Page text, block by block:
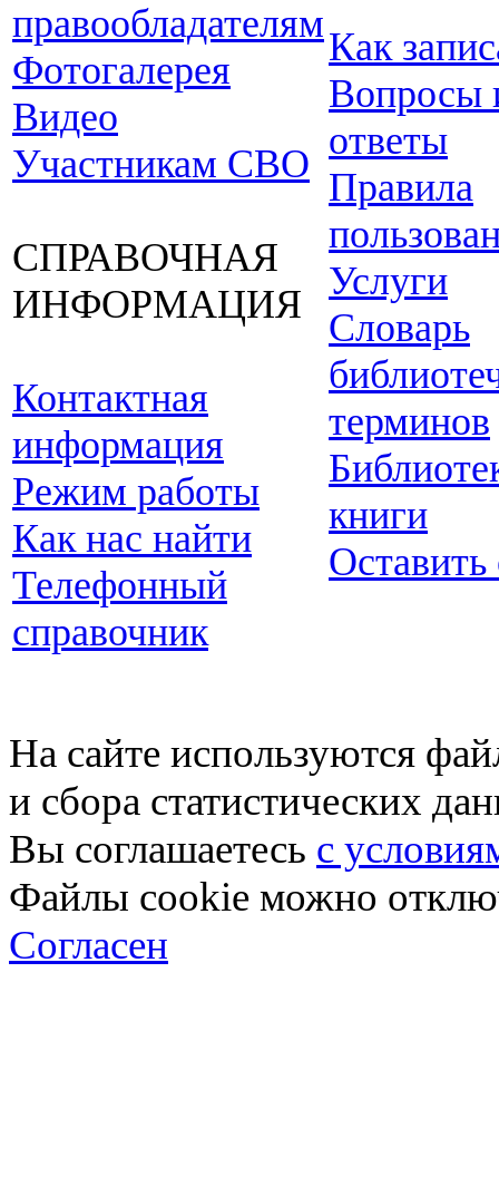
правообладателям
Фотогалерея
Видео
Участникам СВО
СПРАВОЧНАЯ
ИНФОРМАЦИЯ
Контактная
информация
Режим работы
Как нас найти
Телефонный
справочник
Как
Вопросы
ответы
Правила
Услуги
Словарь
терминов
книги
Оставить
На сайте используются
и сбора статистических
Вы соглашаетесь с
Файлы cookie можно
Согласен